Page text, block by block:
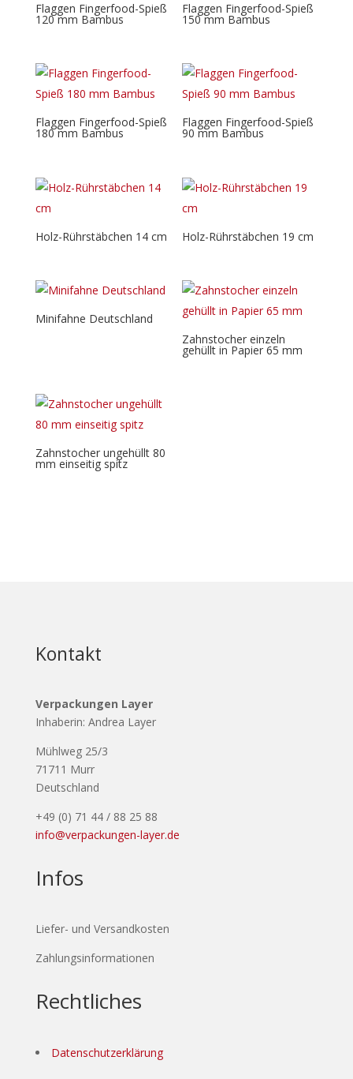
Flaggen Fingerfood-Spieß
120 mm Bambus
Flaggen Fingerfood-Spieß
150 mm Bambus
Flaggen Fingerfood-Spieß
180 mm Bambus
Flaggen Fingerfood-Spieß
90 mm Bambus
Holz-Rührstäbchen 14 cm Holz-Rührstäbchen 19 cm
Minifahne Deutschland
Zahnstocher einzeln
gehüllt in Papier 65 mm
Zahnstocher ungehüllt 80
mm einseitig spitz
Kontakt
Verpackungen Layer
Inhaberin: Andrea Layer
Mühlweg 25/3
71711 Murr
Deutschland
+49 (0) 71 44 / 88 25 88
info@verpackungen-layer.de
Infos
Liefer- und Versandkosten
Zahlungsinformationen
Rechtliches
Datenschutzerklärung